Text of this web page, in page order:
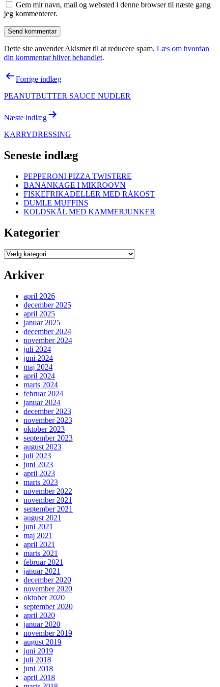
Gem mit navn, mail og websted i denne browser til næste gang
jeg kommenterer.
Dette site anvender Akismet til at reducere spam. Læs om hvordan
din kommentar bliver behandlet.
Indlægsnavigation
Forrige indlæg
PEANUTBUTTER SAUCE NUDLER
Næste indlæg
KARRYDRESSING
Seneste indlæg
PEPPERONI PIZZA TWISTERE
BANANKAGE I MIKROOVN
FISKEFRIKADELLER MED RÅKOST
DUMLE MUFFINS
KOLDSKÅL MED KAMMERJUNKER
Kategorier
Kategorier
Arkiver
april 2026
december 2025
april 2025
januar 2025
december 2024
november 2024
juli 2024
juni 2024
maj 2024
april 2024
marts 2024
februar 2024
januar 2024
december 2023
november 2023
oktober 2023
september 2023
august 2023
juli 2023
juni 2023
april 2023
marts 2023
november 2022
november 2021
september 2021
august 2021
juni 2021
maj 2021
april 2021
marts 2021
februar 2021
januar 2021
december 2020
november 2020
oktober 2020
september 2020
april 2020
januar 2020
november 2019
august 2019
juni 2019
juli 2018
juni 2018
april 2018